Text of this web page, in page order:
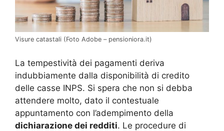
Visure catastali (Foto Adobe – pensioniora.it)
La tempestività dei pagamenti deriva
indubbiamente dalla disponibilità di credito
delle casse INPS. Si spera che non si debba
attendere molto, dato il contestuale
appuntamento con l’adempimento della
dichiarazione dei redditi. Le procedure di